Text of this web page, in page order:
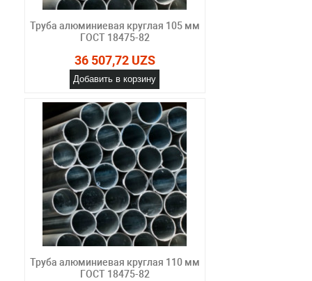
Труба алюминиевая круглая 105 мм
ГОСТ 18475-82
36 507,72 UZS
Добавить в корзину
Труба алюминиевая круглая 110 мм
ГОСТ 18475-82